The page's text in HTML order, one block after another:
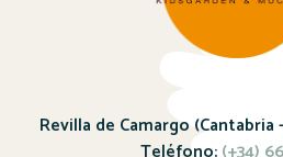
Revilla de Camargo (Cantabria